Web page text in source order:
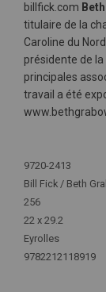
billfick.com
titulaire de la
Caroline du
présidente de la
principales
travail a été
d'infos
9720-2413
Bill Fick / Beth
256
22 x 29.2
Eyrolles
9782212118919